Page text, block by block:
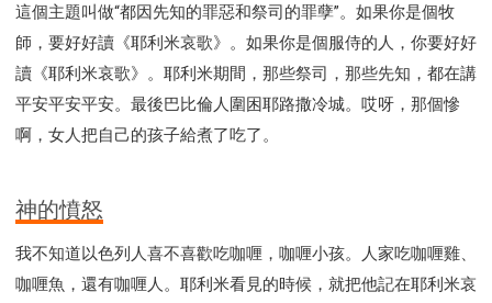
這個主題叫做“都因先知的罪惡和祭司的罪孽”。如果你是個牧
師，要好好讀《耶利米哀歌》。如果你是個服侍的人，你要好好
讀《耶利米哀歌》。耶利米期間，那些祭司，那些先知，都在講
平安平安平安。最後巴比倫人圍困耶路撒冷城。哎呀，那個慘
啊，女人把自己的孩子給煮了吃了。
神的憤怒
我不知道以色列人喜不喜歡吃咖喱，咖喱小孩。人家吃咖喱雞、
咖喱魚，還有咖喱人。耶利米看見的時候，就把他記在耶利米哀